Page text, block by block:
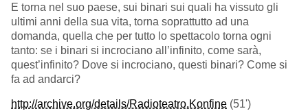
E torna nel suo paese, sui binari sui quali ha vissuto gli
ultimi anni della sua vita, torna soprattutto ad una
domanda, quella che per tutto lo spettacolo torna ogni
tanto: se i binari si incrociano all’infinito, come sarà,
quest’infinito? Dove si incrociano, questi binari? Come si
fa ad andarci?
http://archive.org/details/Radioteatro.Konfine (51')